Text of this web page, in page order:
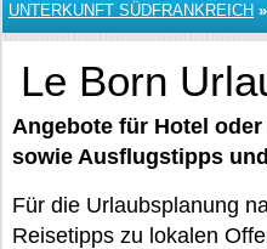
UNTERKUNFT SÜDFRANKREICH »
Le Born
Angebote für Hotel
sowie Ausflugstipps
Für die Urlaubsplanung
Reisetipps zu lokalen